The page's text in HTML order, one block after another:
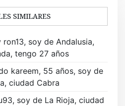
SIMILARES
soy de Andalusia,
tengo 27 años
kareem, 55 años, soy de
ciudad Cabra
soy de La Rioja, ciudad